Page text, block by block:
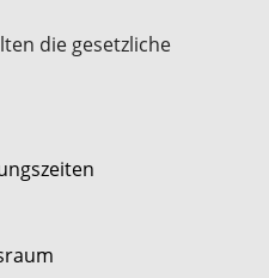
die gesetzliche